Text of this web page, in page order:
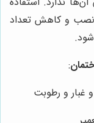
نصب و کاهش تعداد
:
غبار و رطوبت